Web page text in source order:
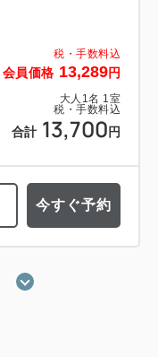
税・手数料込
会員価格 13,289円
大人 1 名 1 室
税・手数料込
合計 13,700 円
今すぐ予約